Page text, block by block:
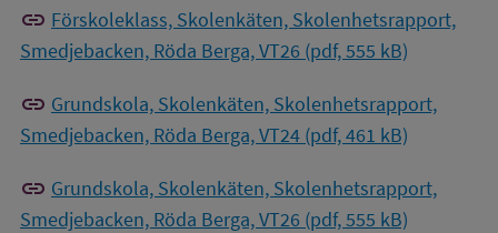
link Förskoleklass, Skolenkäten, Skolenhetsrapport,
Smedjebacken, Röda Berga, VT26 (pdf, 555 kB)
link Grundskola, Skolenkäten, Skolenhetsrapport,
Smedjebacken, Röda Berga, VT24 (pdf, 461 kB)
link Grundskola, Skolenkäten, Skolenhetsrapport,
Smedjebacken, Röda Berga, VT26 (pdf, 555 kB)